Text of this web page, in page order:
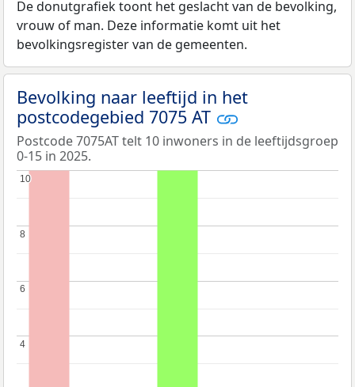
De donutgrafiek toont het geslacht van de bevolking,
vrouw of man. Deze informatie komt uit het
bevolkingsregister van de gemeenten.
Bevolking naar leeftijd in het
postcodegebied 7075 AT
Postcode 7075AT telt 10 inwoners in de leeftijdsgroep
0-15 in 2025.
4
4
6
6
8
8
10
10